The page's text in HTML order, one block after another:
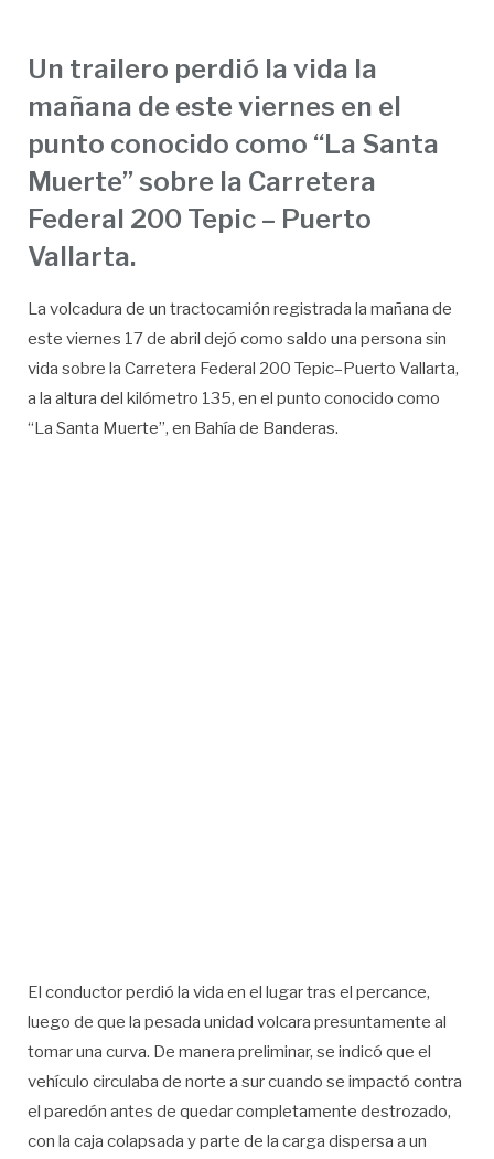
Un trailero perdió la vida la
mañana de este viernes en el
punto conocido como “La Santa
Muerte” sobre la Carretera
Federal 200 Tepic – Puerto
Vallarta.
La volcadura de un tractocamión registrada la mañana de
este viernes 17 de abril dejó como saldo una persona sin
vida sobre la Carretera Federal 200 Tepic–Puerto Vallarta,
a la altura del kilómetro 135, en el punto conocido como
“La Santa Muerte”, en Bahía de Banderas.
El conductor perdió la vida en el lugar tras el percance,
luego de que la pesada unidad volcara presuntamente al
tomar una curva. De manera preliminar, se indicó que el
vehículo circulaba de norte a sur cuando se impactó contra
el paredón antes de quedar completamente destrozado,
con la caja colapsada y parte de la carga dispersa a un